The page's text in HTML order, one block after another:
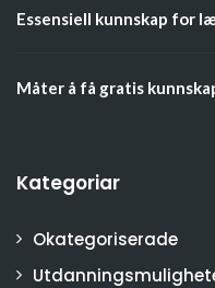
Essensiell kunnskap for
Måter å få gratis
Kategoriar
Okategoriserade